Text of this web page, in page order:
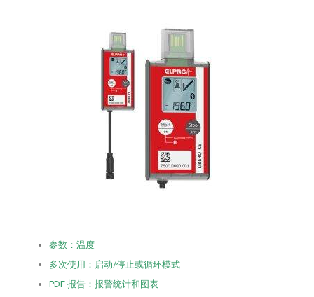
参数：温度
多次使用：启动/停止或循环模式
PDF 报告：报警统计和图表